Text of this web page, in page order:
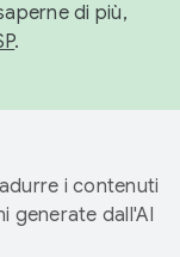
di più,
.
i contenuti
generate dall'AI